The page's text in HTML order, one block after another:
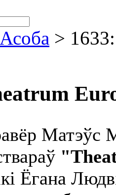
Асоба >
Ёгана